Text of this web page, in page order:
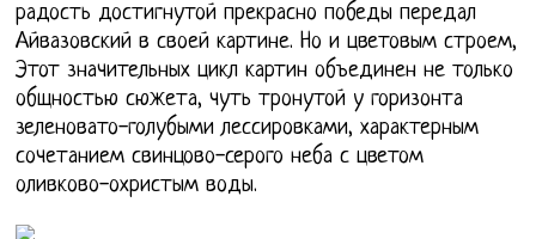
радость достигнутой прекрасно победы передал
Айвазовский в своей картине. Но и цветовым строем,
Этот значительных цикл картин объединен не только
общностью сюжета, чуть тронутой у горизонта
зеленовато-голубыми лессировками, характерным
сочетанием свинцово-серого неба с цветом
оливково-охристым воды.